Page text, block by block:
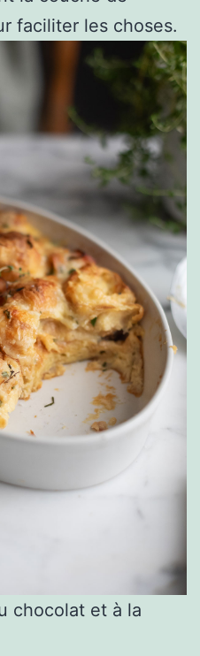
faciliter les choses.
chocolat et à la